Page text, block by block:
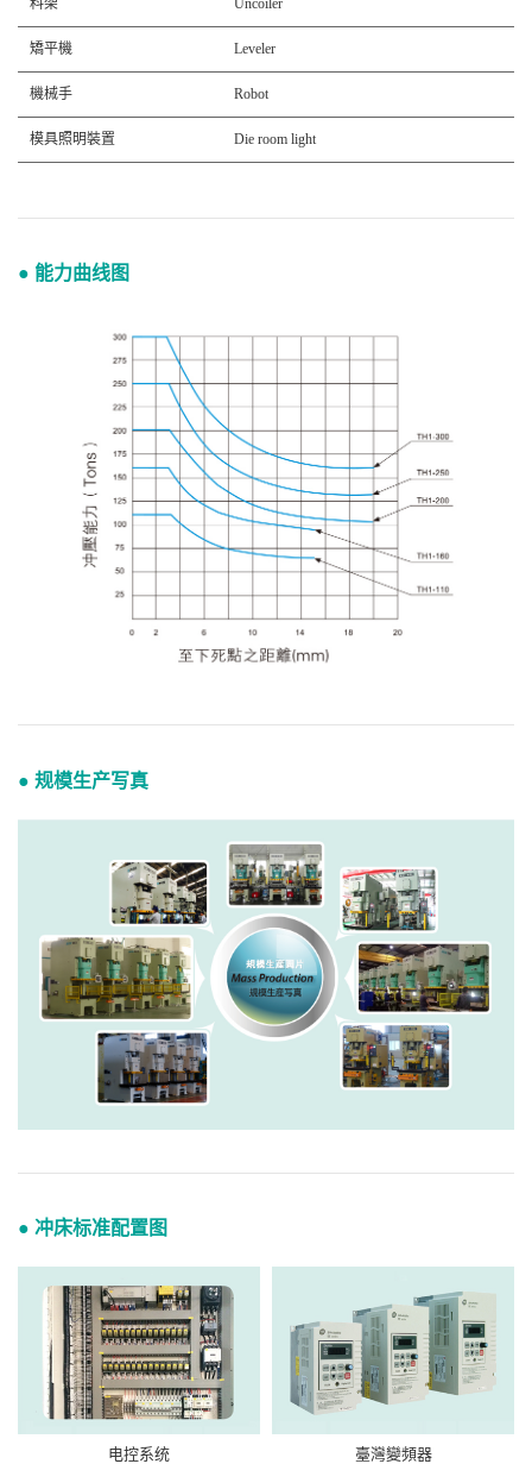
矯平機 Leveler
機械手 Robot
模具照明裝置 Die room light
● 能力曲线图
● 规模生产写真
● 冲床标准配置图
电控系统 臺灣變頻器